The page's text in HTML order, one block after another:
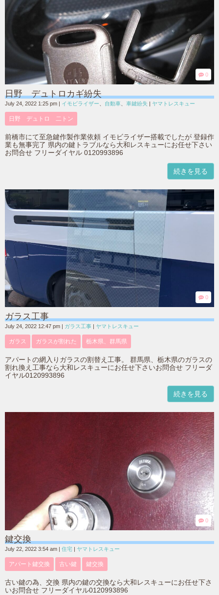
0
日野 デュトロカギ紛失
July 24, 2022 1:25 pm | イモビライザー 自動車 車鍵紛失 | ヤマトレスキュー
日野 デュトロ 二トン
前橋市にて至急鍵作製作業依頼 イモビライザー搭載でしたが 登録作
業も無事完了 県内の鍵トラブルなら大和レスキューにお任せ下さい
お問合せ フリーダイヤル 0120993896
続きを見る
0
ガラス工事
July 24, 2022 12:47 pm | ガラス工事 | ヤマトレスキュー
ガラス ガラスが割れた 栃木県、群馬県
アパートの網入りガラスの割替え工事。 群馬県、栃木県のガラスの
割れ換え工事なら大和レスキューにお任せ下さいお問合せ フリーダ
イヤル0120993896
続きを見る
0
鍵交換
July 22, 2022 3:54 am | 住宅 | ヤマトレスキュー
アパート鍵交換 古い鍵 鍵交換
古い鍵の為、交換 県内の鍵の交換なら大和レスキューにお任せ下さ
いお問合せ フリーダイヤル0120993896